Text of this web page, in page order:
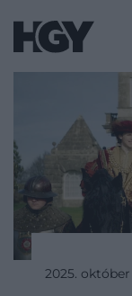
2025.